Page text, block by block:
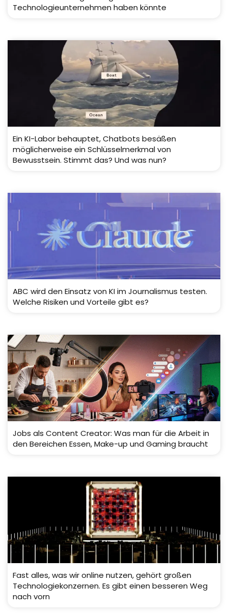
Technologieunternehmen haben könnte
Ein KI-Labor behauptet, Chatbots besäßen
möglicherweise ein Schlüsselmerkmal von
Bewusstsein. Stimmt das? Und was nun?
ABC wird den Einsatz von KI im Journalismus testen.
Welche Risiken und Vorteile gibt es?
Jobs als Content Creator: Was man für die Arbeit in
den Bereichen Essen, Make-up und Gaming braucht
Fast alles, was wir online nutzen, gehört großen
Technologiekonzernen. Es gibt einen besseren Weg
nach vorn